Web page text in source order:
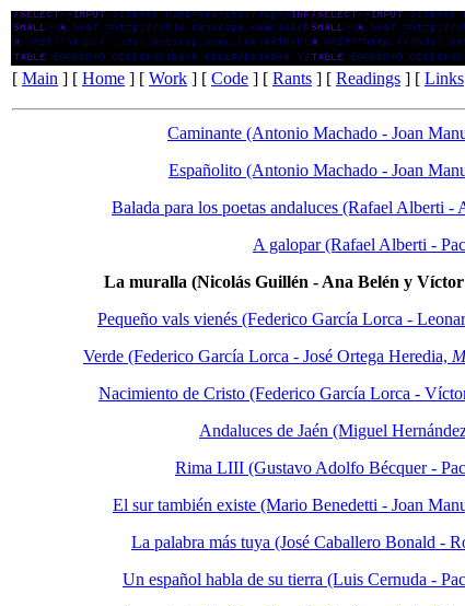
Poesía musicalizada:La muralla
[ Main ] [ Home ] [ Work ] [ Code ] [ Rants ] [ Readings ] [ Links
Caminante (Antonio Machado - Joan
Españolito (Antonio Machado - Joan
Balada para los poetas andaluces (Rafael Alberti -
A galopar (Rafael Alberti -
La muralla (Nicolás Guillén - Ana Belén y
Pequeño vals vienés (Federico García Lorca -
Verde (Federico García Lorca - José Ortega Heredia,
Nacimiento de Cristo (Federico García Lorca -
Andaluces de Jaén (Miguel
Rima LIII (Gustavo Adolfo Bécquer -
El sur también existe (Mario Benedetti - Joan
La palabra más tuya (José Caballero Bonald -
Un español habla de su tierra (Luis Cernuda -